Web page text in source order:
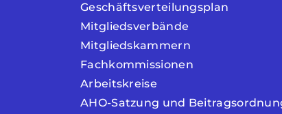
Geschäftsverteilungsplan
Mitgliedsverbände
Mitgliedskammern
Fachkommissionen
Arbeitskreise
AHO-Satzung und